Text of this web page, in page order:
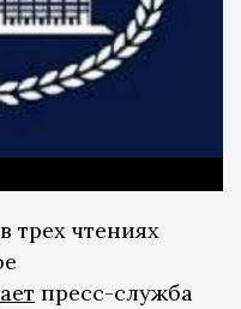
трех чтениях
пресс-служба